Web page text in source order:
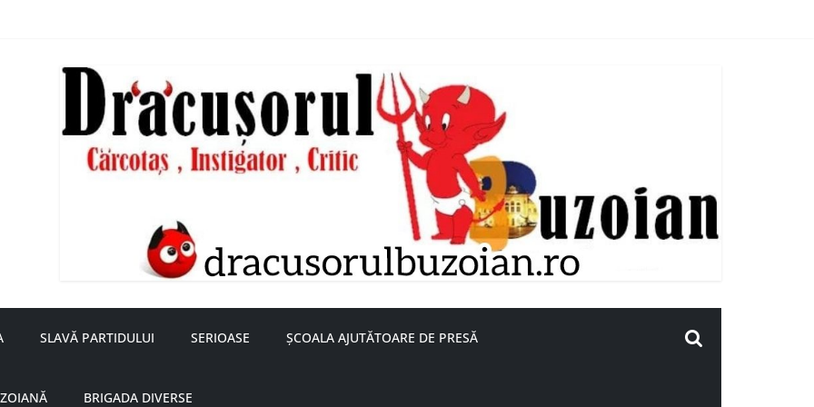
SLAVĂ PARTIDULUI SERIOASE ȘCOALA AJUTĂTOARE DE PRESĂ
BRIGADA DIVERSE